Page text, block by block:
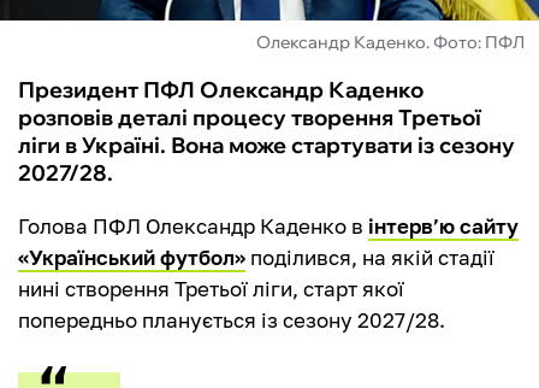
Олександр Каденко. Фото: ПФЛ
Президент ПФЛ Олександр Каденко
розповів деталі процесу творення Третьої
ліги в Україні. Вона може стартувати із сезону
2027/28.
Голова ПФЛ Олександр Каденко в інтерв’ю сайту
«Український футбол» поділився, на якій стадії
нині створення Третьої ліги, старт якої
попередньо планується із сезону 2027/28.